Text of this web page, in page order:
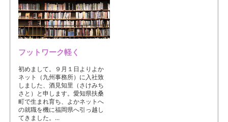
フットワーク軽く
初めまして。９月１日よりよか
ネット（九州事務所）に入社致
しました、酒見知里（さけみち
さと）と申します。愛知県扶桑
町で生まれ育ち、よかネットへ
の就職を機に福岡県へ引っ越し
てきました。...